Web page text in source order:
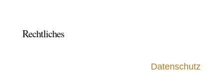
Rechtliches
Datenschutz